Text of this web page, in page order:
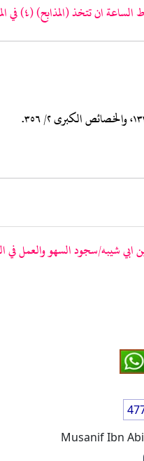
الساعة ان تتخذ(المذابح)(٤) في
شيبه/سجود السهو والعمل في
Musanif Ibn